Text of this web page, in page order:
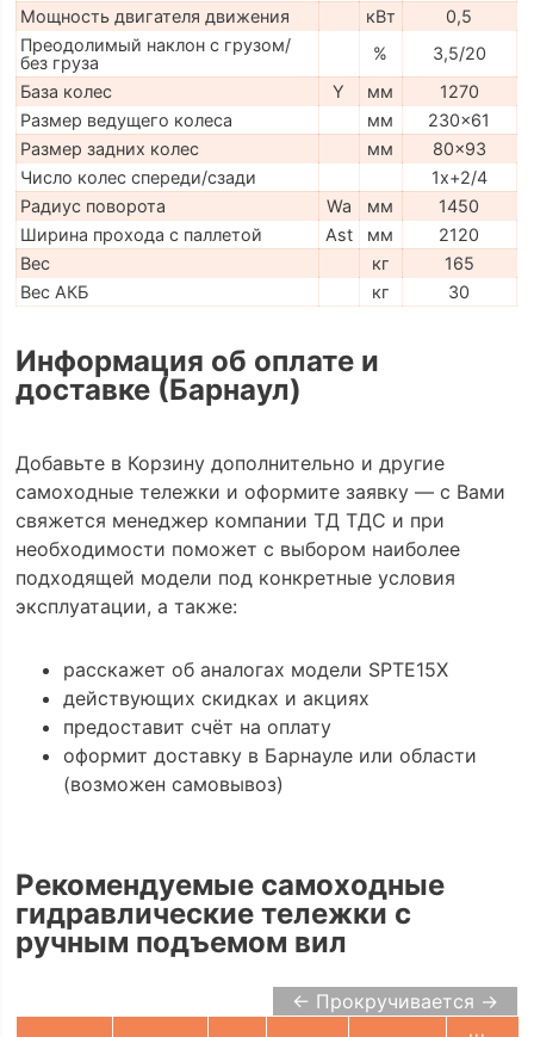
Мощность двигателя движения
кВт
0,5
Преодолимый наклон с грузом/
без груза
%
3,5/20
База колес
Y мм
1270
Размер ведущего колеса
мм
230x61
Размер задних колес
мм
80x93
Число колес спереди/сзади
1x+2/4
Радиус поворота
Wa мм
1450
Ширина прохода с паллетой
Ast мм
2120
Вес
кг
165
Вес АКБ
кг 30
Информация об оплате и
доставке (Барнаул)
Добавьте в Корзину дополнительно и другие
самоходные тележки и оформите заявку — с Вами
свяжется менеджер компании ТД ТДС и при
необходимости поможет с выбором наиболее
подходящей модели под конкретные условия
эксплуатации, а также:
расскажет об аналогах модели SPTE15X
действующих скидках и акциях
предоставит счёт на оплату
оформит доставку в Барнауле или области
(возможен самовывоз)
Рекомендуемые самоходные
гидравлические тележки с
ручным подъемом вил
← Прокручивается →